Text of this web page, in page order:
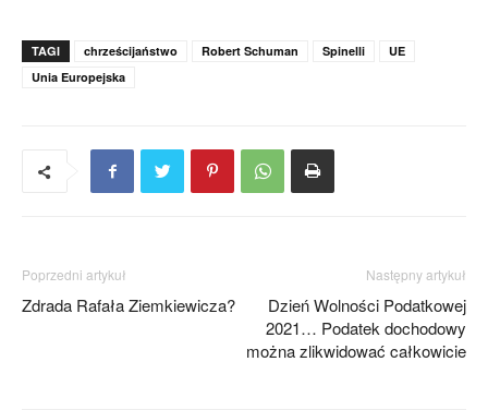
TAGI chrześcijaństwo Robert Schuman Spinelli
UE
Unia Europejska
Poprzedni artykuł
Zdrada Rafała Ziemkiewicza?
Następny artykuł
Dzień Wolności Podatkowej
2021… Podatek dochodowy
można zlikwidować całkowicie